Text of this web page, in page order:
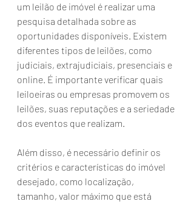
um leilão de imóvel é realizar uma
pesquisa detalhada sobre as
oportunidades disponíveis. Existem
diferentes tipos de leilões, como
judiciais, extrajudiciais, presenciais e
online. É importante verificar quais
leiloeiras ou empresas promovem os
leilões, suas reputações e a seriedade
dos eventos que realizam.
Além disso, é necessário definir os
critérios e características do imóvel
desejado, como localização,
tamanho, valor máximo que está